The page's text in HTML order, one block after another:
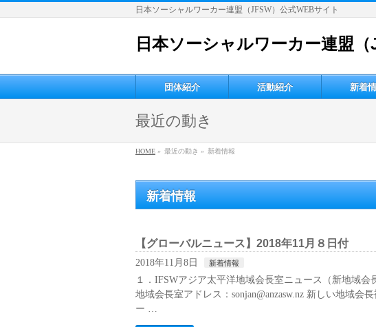
日本ソーシャルワーカー連盟（JFSW）公式WEBサイト
日本ソーシャルワーカー連盟（
団体紹介 活動紹介 新着
最近の動き
HOME » 最近の動き » 新着情報
新着情報
【グローバルニュース】2018年11月８日付
2018年11月8日 新着情報
１．IFSWアジア太平洋地域会長室ニュース（新地域会
地域会長室アドレス：sonjan@anzasw.nz 新しい地域会
ー …